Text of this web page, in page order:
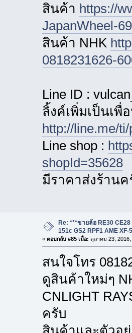
สินค้า https://
JapanWheel-
สินค้า NHK
0818231626-
Line ID :
ลิ้งค์เพิ่มเป็นเพื่
http://line.me/
Line shop :
shopId=35628
มีราคาส่งร้านค
Re: ***ขายล้อ RE30 CE28
151c GS2 RPF1 AME XF-
« ตอบกลับ #85 เมื่อ: ตุลาคม 23, 2016,
สนใจโทร
ดูสินค้าใหม่ๆ
CNLIGHT
ครับ